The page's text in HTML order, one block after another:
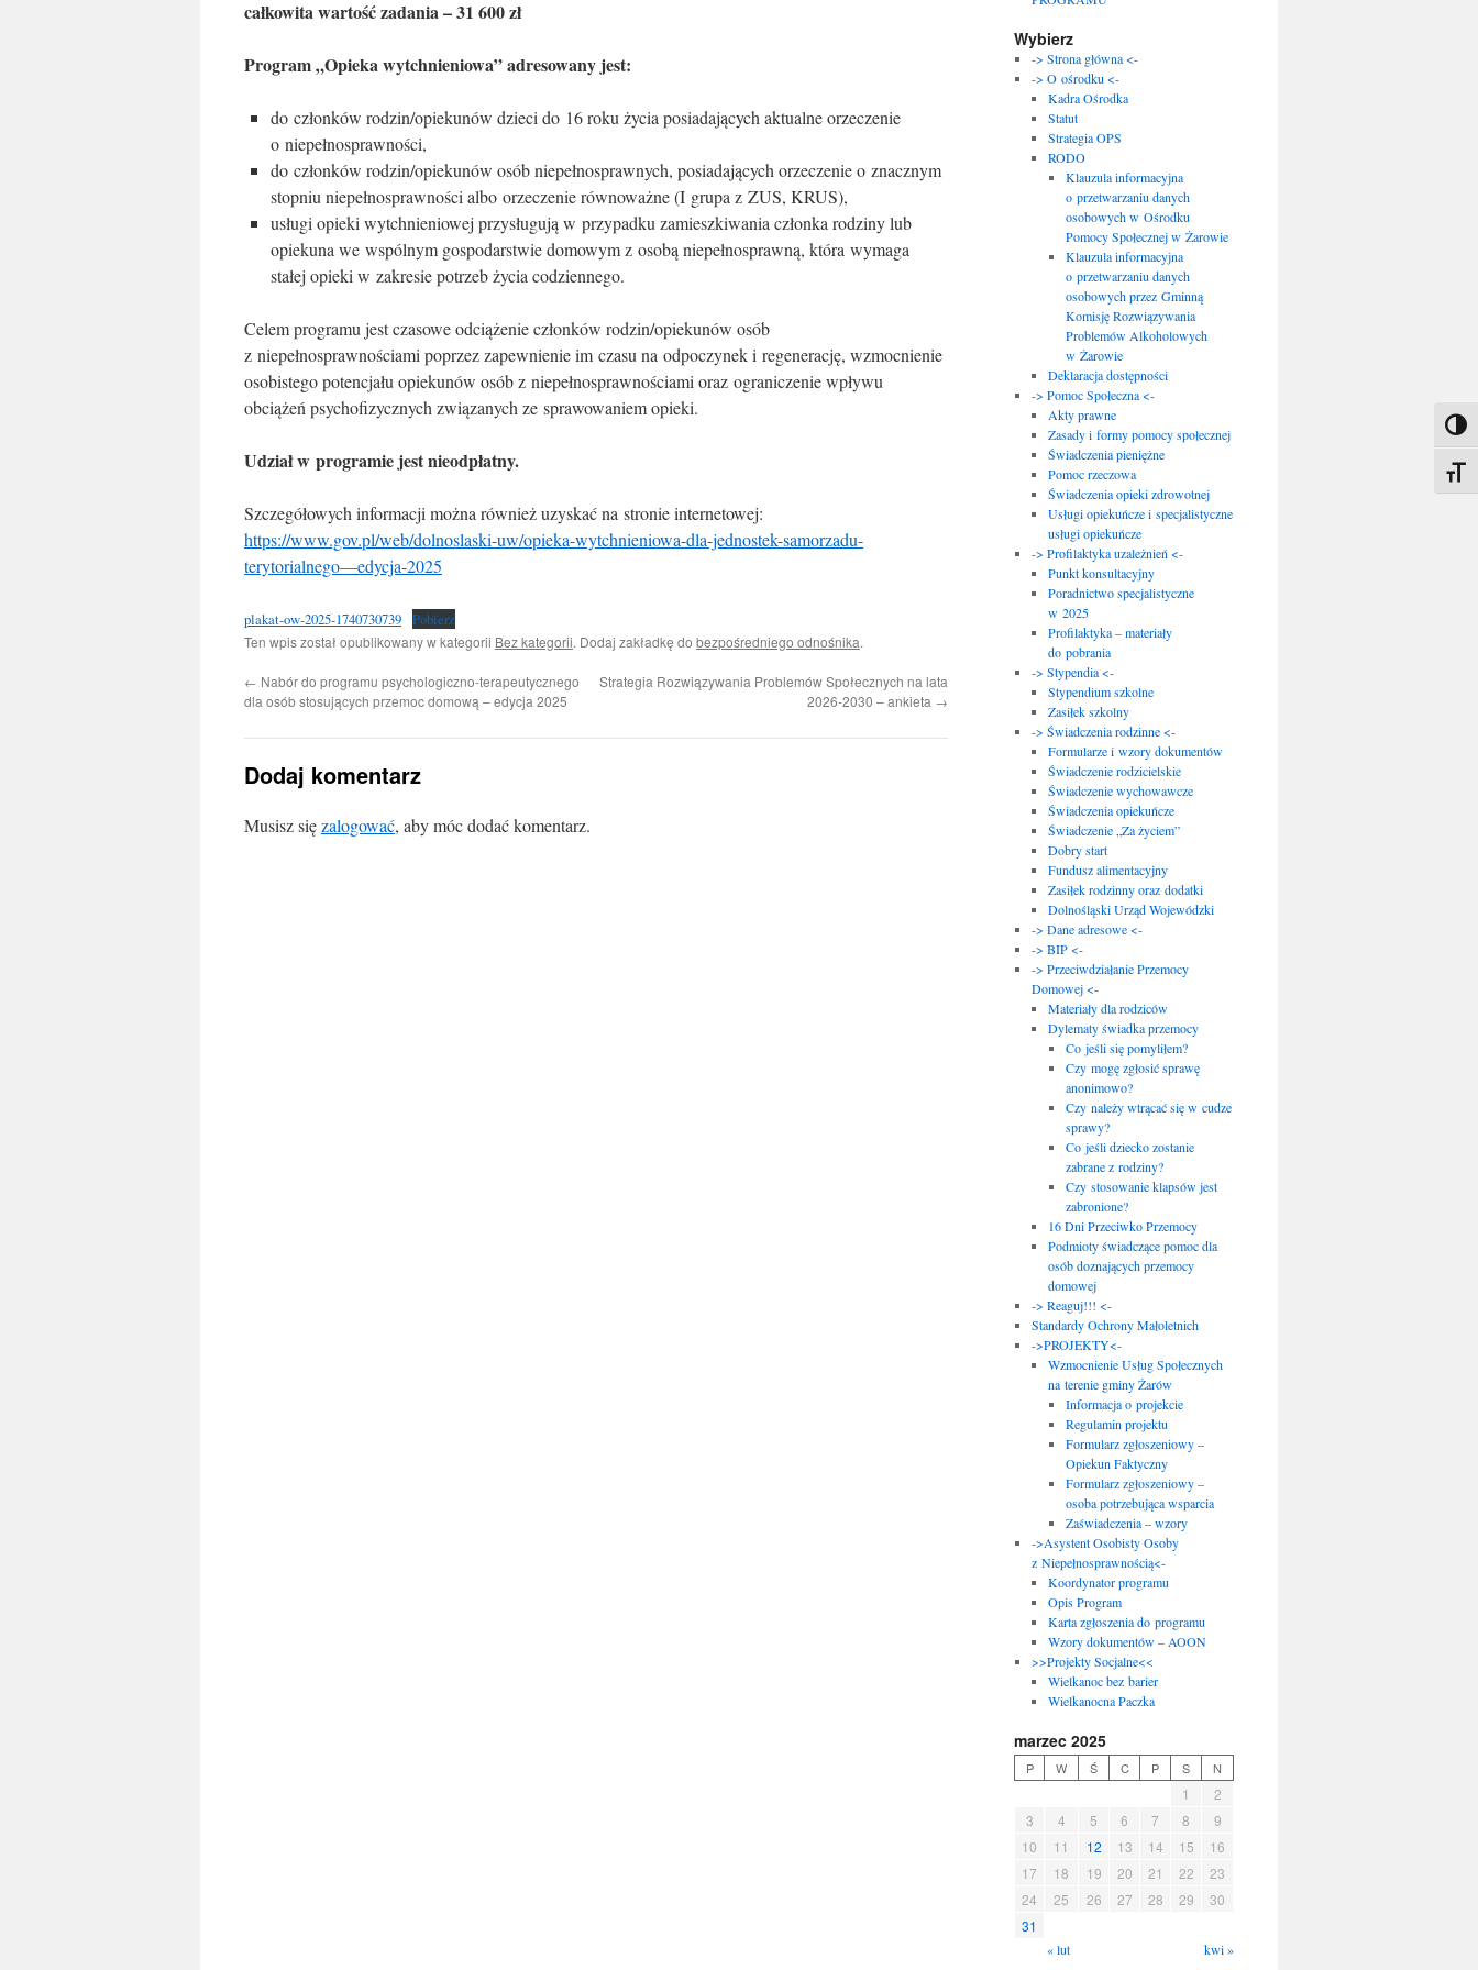
całkowita wartość zadania – 31 600 zł
Program „Opieka wytchnieniowa” adresowany jest:
do członków rodzin/opiekunów dzieci do 16 roku życia posiadających aktualne orzeczenie
o niepełnosprawności,
do członków rodzin/opiekunów osób niepełnosprawnych, posiadających orzeczenie o znacznym
stopniu niepełnosprawności albo orzeczenie równoważne (I grupa z ZUS, KRUS),
usługi opieki wytchnieniowej przysługują w przypadku zamieszkiwania członka rodziny lub
opiekuna we wspólnym gospodarstwie domowym z osobą niepełnosprawną, która wymaga
stałej opieki w zakresie potrzeb życia codziennego.
Celem programu jest czasowe odciążenie członków rodzin/opiekunów osób
z niepełnosprawnościami poprzez zapewnienie im czasu na odpoczynek i regenerację, wzmocnienie
osobistego potencjału opiekunów osób z niepełnosprawnościami oraz ograniczenie wpływu
obciążeń psychofizycznych związanych ze sprawowaniem opieki.
Udział w programie jest nieodpłatny.
Szczegółowych informacji można również uzyskać na stronie internetowej:
https://www.gov.pl/web/dolnoslaski-uw/opieka-wytchnieniowa-dla-jednostek-samorzadu-
terytorialnego—edycja-2025
plakat-ow-2025-1740730739 Pobierz
Ten wpis został opublikowany w kategorii Bez kategorii. Dodaj zakładkę do bezpośredniego odnośnika.
← Nabór do programu psychologiczno-terapeutycznego
dla osób stosujących przemoc domową – edycja 2025
Strategia Rozwiązywania Problemów Społecznych na lata
2026-2030 – ankieta →
Dodaj komentarz
Musisz sięzalogować, aby móc dodać komentarz.
Wybierz
-> Strona główna <-
-> O ośrodku <-
Kadra Ośrodka
Statut
Strategia OPS
RODO
Klauzula informacyjna
o przetwarzaniu danych
osobowych w Ośrodku
Pomocy Społecznej w Żarowie
Klauzula informacyjna
o przetwarzaniu danych
osobowych przez Gminną
Komisję Rozwiązywania
Problemów Alkoholowych
w Żarowie
Deklaracja dostępności
-> Pomoc Społeczna <-
Akty prawne
Zasady i formy pomocy społecznej
Świadczenia pieniężne
Pomoc rzeczowa
Świadczenia opieki zdrowotnej
Usługi opiekuńcze i specjalistyczne
usługi opiekuńcze
-> Profilaktyka uzależnień <-
Punkt konsultacyjny
Poradnictwo specjalistyczne
w 2025
Profilaktyka – materiały
do pobrania
-> Stypendia <-
Stypendium szkolne
Zasiłek szkolny
-> Świadczenia rodzinne <-
Formularze i wzory dokumentów
Świadczenie rodzicielskie
Świadczenie wychowawcze
Świadczenia opiekuńcze
Świadczenie „Za życiem”
Dobry start
Fundusz alimentacyjny
Zasiłek rodzinny oraz dodatki
Dolnośląski Urząd Wojewódzki
-> Dane adresowe <-
-> BIP <-
-> Przeciwdziałanie Przemocy
Domowej <-
Materiały dla rodziców
Dylematy świadka przemocy
Co jeśli się pomyliłem?
Czy mogę zgłosić sprawę
anonimowo?
Czy należy wtrącać się w cudze
sprawy?
Co jeśli dziecko zostanie
zabrane z rodziny?
Czy stosowanie klapsów jest
zabronione?
16 Dni Przeciwko Przemocy
Podmioty świadczące pomoc dla
osób doznających przemocy
domowej
-> Reaguj!!! <-
Standardy Ochrony Małoletnich
->PROJEKTY<-
Wzmocnienie Usług Społecznych
na terenie gminy Żarów
Informacja o projekcie
Regulamin projektu
Formularz zgłoszeniowy –
Opiekun Faktyczny
Formularz zgłoszeniowy –
osoba potrzebująca wsparcia
Zaświadczenia – wzory
->Asystent Osobisty Osoby
z Niepełnosprawnością<-
Koordynator programu
Opis Program
Karta zgłoszenia do programu
Wzory dokumentów – AOON
>>Projekty Socjalne<<
Wielkanoc bez barier
Wielkanocna Paczka
marzec 2025
P W Ś C P S N
1
2
3
4 5 6 7 8
9
10
11 12 13 14 15
16
17
18 19 20 21 22
23
24
25 26 27 28 29
30
31
« lut kwi »